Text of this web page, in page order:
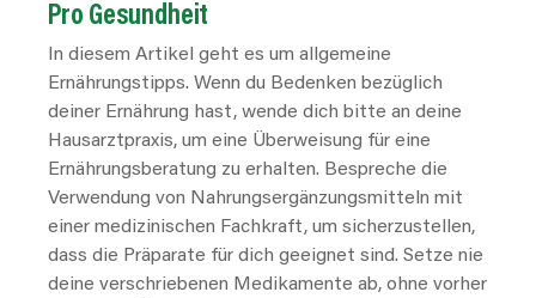
Pro Gesundheit
In diesem Artikel geht es um allgemeine
Ernährungstipps. Wenn du Bedenken bezüglich
deiner Ernährung hast, wende dich bitte an deine
Hausarztpraxis, um eine Überweisung für eine
Ernährungsberatung zu erhalten. Bespreche die
Verwendung von Nahrungsergänzungsmitteln mit
einer medizinischen Fachkraft, um sicherzustellen,
dass die Präparate für dich geeignet sind. Setze nie
deine verschriebenen Medikamente ab, ohne vorher